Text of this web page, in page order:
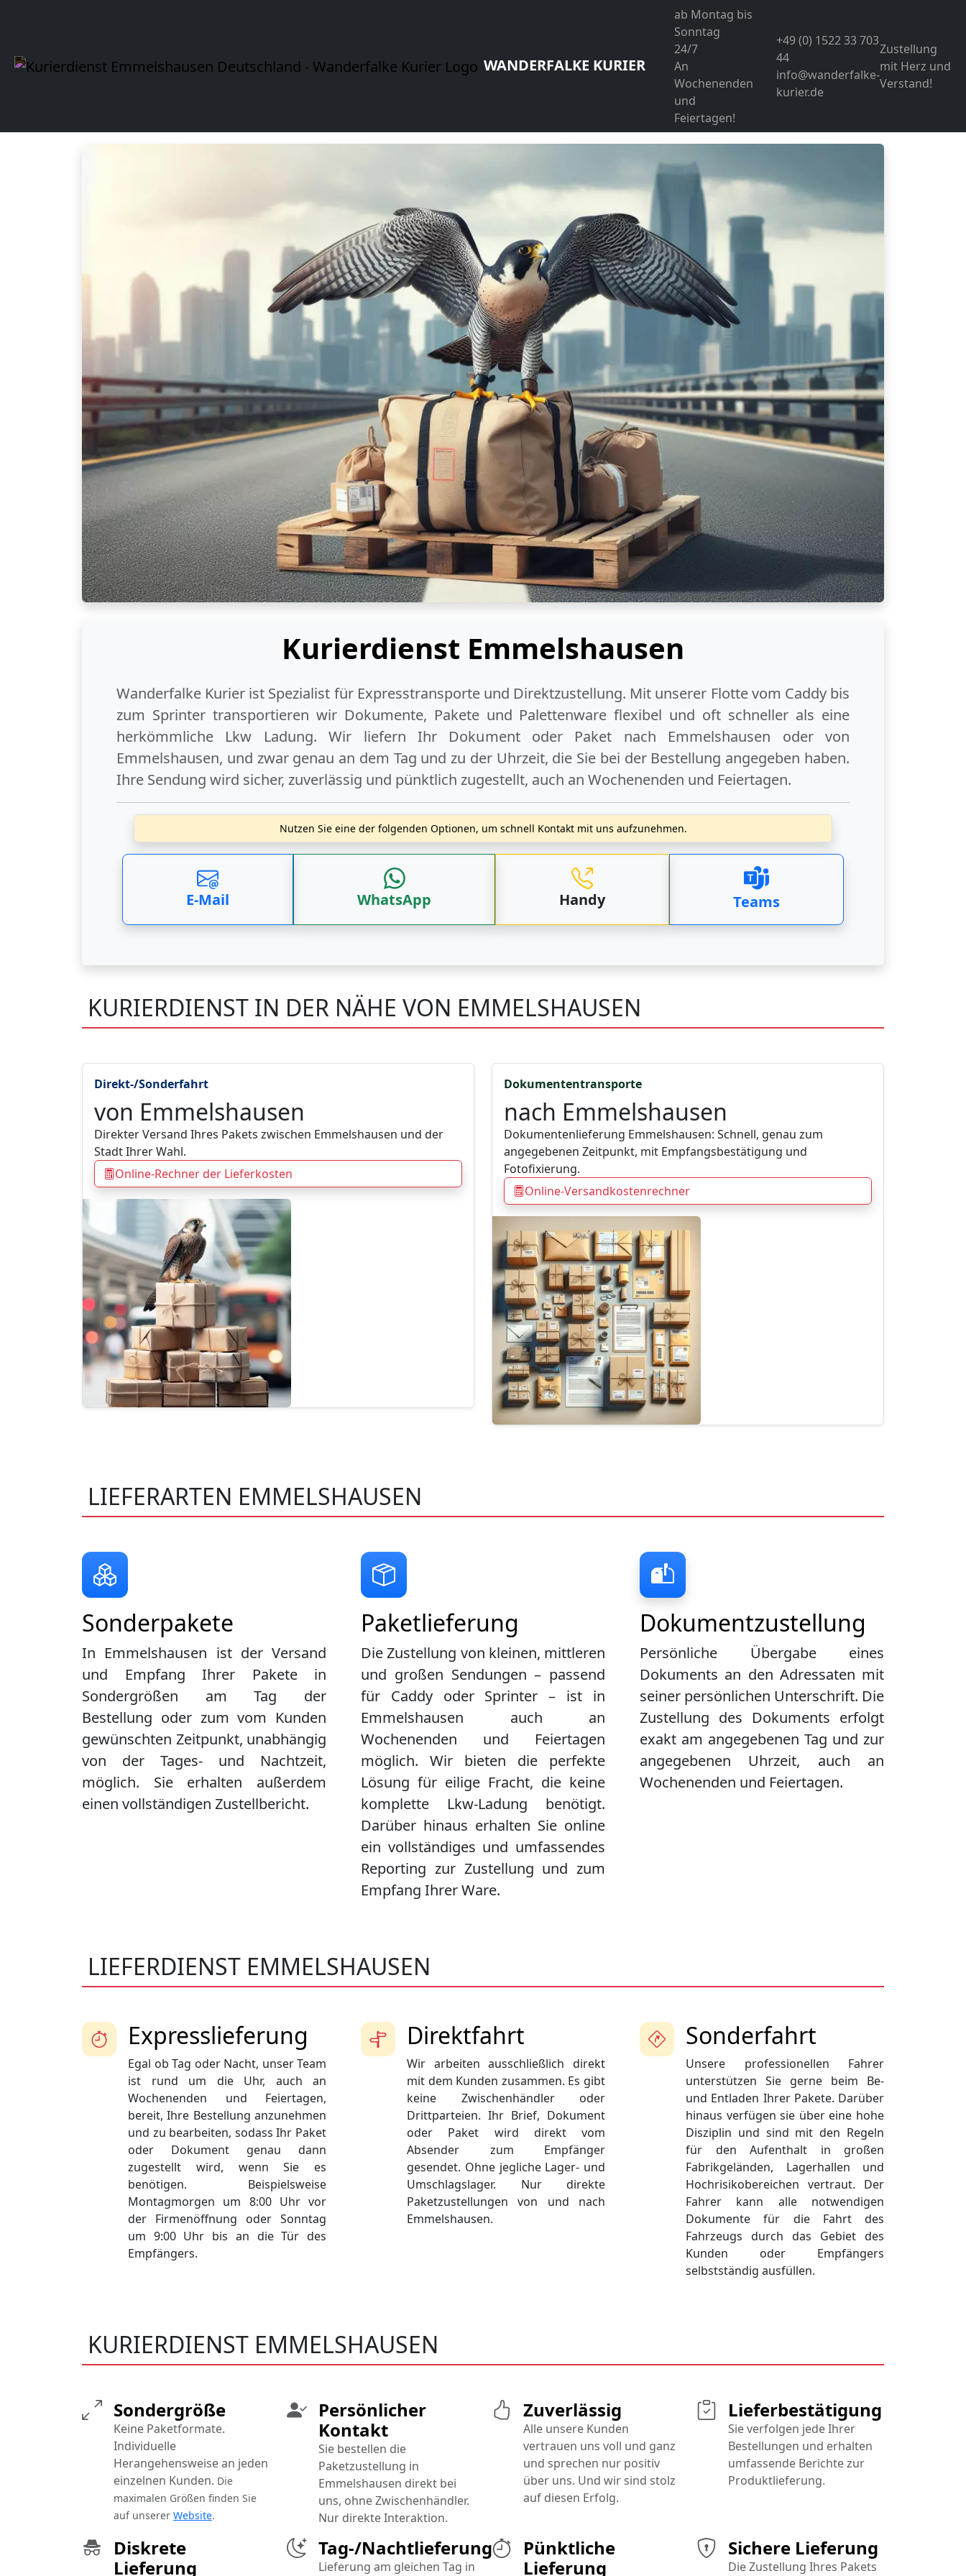
WANDERFALKE KURIER
ab Montag bis
Sonntag
24/7
An
Wochenenden
und
Feiertagen!
+49 (0) 1522 33 703
44
info@wanderfalke-
kurier.de
Zustellung
mit Herz und
Verstand!
Kurierdienst Emmelshausen
Wanderfalke Kurier ist Spezialist für Expresstransporte und Direktzustellung. Mit unserer Flotte vom Caddy bis
zum Sprinter transportieren wir Dokumente, Pakete und Palettenware flexibel und oft schneller als eine
herkömmliche Lkw Ladung. Wir liefern Ihr Dokument oder Paket nach Emmelshausen odervon
Emmelshausen, und zwar genau an dem Tag und zu der Uhrzeit, die Sie bei der Bestellung angegeben haben.
Ihre Sendung wird sicher, zuverlässig und pünktlich zugestellt, auch an Wochenenden und Feiertagen.
Nutzen Sie eine der folgenden Optionen, um schnell Kontakt mit uns aufzunehmen.
E-Mail WhatsApp Handy Teams
KURIERDIENST IN DER NÄHE VON EMMELSHAUSEN
Direkt-/Sonderfahrt
von Emmelshausen
Direkter Versand Ihres Pakets zwischen Emmelshausen und der
Stadt Ihrer Wahl.
Online-Rechner der Lieferkosten
Dokumententransporte
nach Emmelshausen
Dokumentenlieferung Emmelshausen: Schnell, genau zum
angegebenen Zeitpunkt, mit Empfangsbestätigung und
Fotofixierung.
Online-Versandkostenrechner
LIEFERARTEN EMMELSHAUSEN
Dokumentzustellung
Persönliche Übergabe eines
Dokuments an den Adressaten mit
seiner persönlichen Unterschrift. Die
Zustellung des Dokuments erfolgt
exakt am angegebenen Tag und zur
angegebenen Uhrzeit, auch an
Wochenenden und Feiertagen.
Paketlieferung
Die Zustellung von kleinen, mittleren
und großen Sendungen – passend
für Caddy oder Sprinter – ist in
Emmelshausen auch an
Wochenenden und Feiertagen
möglich. Wir bieten die perfekte
Lösung für eilige Fracht, die keine
komplette Lkw-Ladung benötigt.
Darüber hinaus erhalten Sie online
ein vollständiges und umfassendes
Reporting zur Zustellung und zum
Empfang Ihrer Ware.
Sonderpakete
In Emmelshausen ist der Versand
und Empfang Ihrer Pakete in
Sondergrößen am Tag der
Bestellung oder zum vom Kunden
gewünschten Zeitpunkt, unabhängig
von der Tages- und Nachtzeit,
möglich. Sie erhalten außerdem
einen vollständigen Zustellbericht.
LIEFERDIENST EMMELSHAUSEN
Sonderfahrt
Unsere professionellen Fahrer
unterstützen Sie gerne beim Be-
und Entladen Ihrer Pakete. Darüber
hinaus verfügen sie über eine hohe
Disziplin und sind mit den Regeln
für den Aufenthalt in großen
Fabrikgeländen, Lagerhallen und
Hochrisikobereichen vertraut. Der
Fahrer kann alle notwendigen
Dokumente für die Fahrt des
Fahrzeugs durch das Gebiet des
Kunden oder Empfängers
selbstständig ausfüllen.
Direktfahrt
Wir arbeiten ausschließlich direkt
mit dem Kunden zusammen. Es gibt
keine Zwischenhändler oder
Drittparteien. Ihr Brief, Dokument
oder Paket wird direkt vom
Absender zum Empfänger
gesendet. Ohne jegliche Lager- und
Umschlagslager. Nur direkte
Paketzustellungen von und nach
Emmelshausen.
Expresslieferung
Egal ob Tag oder Nacht, unser Team
ist rund um die Uhr, auch an
Wochenenden und Feiertagen,
bereit, Ihre Bestellung anzunehmen
und zu bearbeiten, sodass Ihr Paket
oder Dokument genau dann
zugestellt wird, wenn Sie es
benötigen. Beispielsweise
Montagmorgen um 8:00 Uhr vor
der Firmenöffnung oder Sonntag
um 9:00 Uhr bis an die Tür des
Empfängers.
KURIERDIENST EMMELSHAUSEN
Pünktliche
Lieferung
Sichere Lieferung
Die Zustellung Ihres Pakets
Diskrete
Lieferung
Tag-/Nachtlieferung
Lieferung am gleichen Tag in
Persönlicher
Kontakt
Sie bestellen die
Paketzustellung in
Emmelshausen direkt bei
uns, ohne Zwischenhändler.
Nur direkte Interaktion.
Sondergröße
Keine Paketformate.
Individuelle
Herangehensweise an jeden
einzelnen Kunden. Die
maximalen Größen finden Sie
auf unserer Website.
Lieferbestätigung
Sie verfolgen jede Ihrer
Bestellungen und erhalten
umfassende Berichte zur
Produktlieferung.
Zuverlässig
Alle unsere Kunden
vertrauen uns voll und ganz
und sprechen nur positiv
über uns. Und wir sind stolz
auf diesen Erfolg.